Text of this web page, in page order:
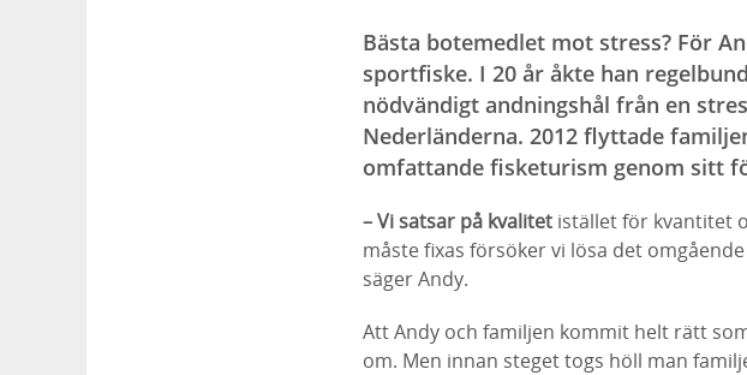
Bästa botemedlet mot stress? För
sportfiske. I 20 år åkte han
nödvändigt andningshål från en
Nederländerna. 2012 flyttade
omfattande fisketurism genom sitt
– Vi satsar på kvalitet istället för kvantitet
måste fixas försöker vi lösa det
säger Andy.
Att Andy och familjen kommit helt rätt
om. Men innan steget togs höll man